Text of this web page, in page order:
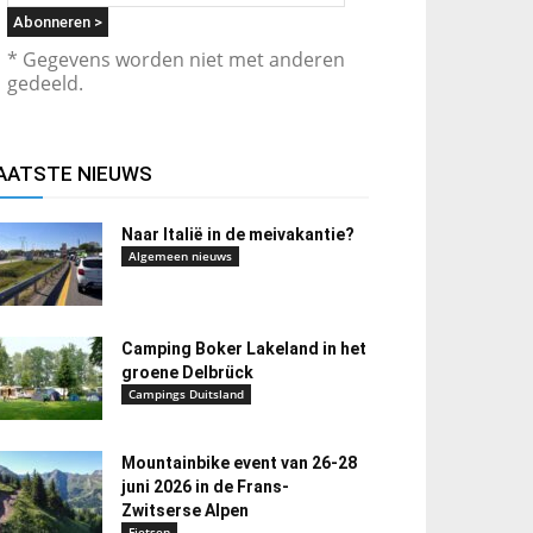
* Gegevens worden niet met anderen
gedeeld.
NIEUWS
Naar Italië in de meivakantie?
Algemeen nieuws
Camping Boker Lakeland in het
groene Delbrück
Campings Duitsland
Mountainbike event van 26-28
juni 2026 in de Frans-
Zwitserse Alpen